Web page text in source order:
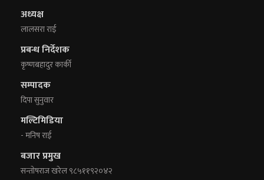
अध्यक्ष
लालसरा राई
प्रबन्ध निर्देशक
कृष्णबहादुर कार्की
सम्पादक
दिपा सुनुवार
मल्टिमिडिया
- मनिष राई
बजार प्रमुख
सन्तोषराज खरेल ९८५११९२०४२